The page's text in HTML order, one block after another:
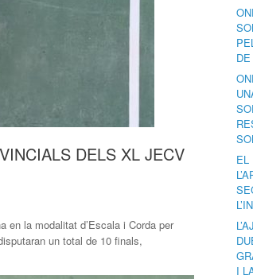
DELS XL JECV
en la modalitat d’Escala i Corda per
un total de 10 finals,
DE
EL
I